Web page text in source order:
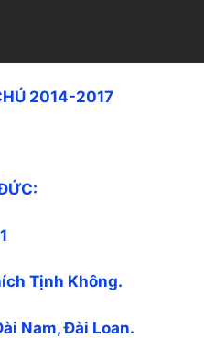
2014-2017
Tịnh Không.
Nam, Đài Loan.